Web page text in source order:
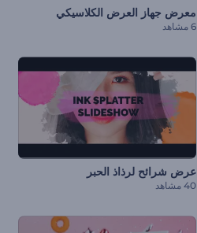
معرض جهاز العرض الكلاسيكي
6 مشاهد
عرض شرائح لرذاذ الحبر
40 مشاهد